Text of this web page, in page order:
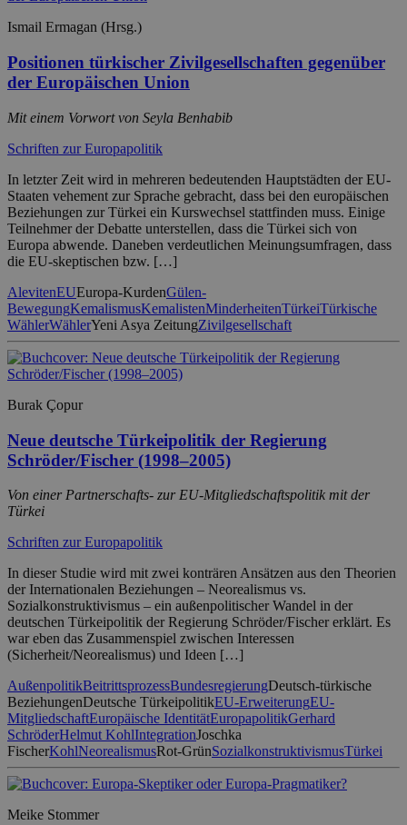
Ismail Ermagan (Hrsg.)
Positionen türkischer Zivilgesellschaften gegenüber
der Europäischen Union
Mit einem Vorwort von Seyla Benhabib
Schriften zur Europapolitik
In letzter Zeit wird in mehreren bedeutenden Hauptstädten der EU-
Staaten vehement zur Sprache gebracht, dass bei den europäischen
Beziehungen zur Türkei ein Kurswechsel stattfinden muss. Einige
Teilnehmer der Debatte unterstellen, dass die Türkei sich von
Europa abwende. Daneben verdeutlichen Meinungsumfragen, dass
die EU-skeptischen bzw. […]
AlevitenEUEuropa-KurdenGülen-
BewegungKemalismusKemalistenMinderheitenTürkeiTürkische
WählerWählerYeni Asya ZeitungZivilgesellschaft
Burak Çopur
Neue deutsche Türkeipolitik der Regierung
Schröder/Fischer (1998–2005)
Von einer Partnerschafts- zur EU-Mitgliedschaftspolitik mit der
Türkei
Schriften zur Europapolitik
In dieser Studie wird mit zwei konträren Ansätzen aus den Theorien
der Internationalen Beziehungen – Neorealismus vs.
Sozialkonstruktivismus – ein außenpolitischer Wandel in der
deutschen Türkeipolitik der Regierung Schröder/Fischer erklärt. Es
war eben das Zusammenspiel zwischen Interessen
(Sicherheit/Neorealismus) und Ideen […]
AußenpolitikBeitrittsprozessBundesregierungDeutsch-türkische
BeziehungenDeutsche TürkeipolitikEU-ErweiterungEU-
MitgliedschaftEuropäische IdentitätEuropapolitikGerhard
SchröderHelmut KohlIntegrationJoschka
FischerKohlNeorealismusRot-GrünSozialkonstruktivismusTürkei
Meike Stommer